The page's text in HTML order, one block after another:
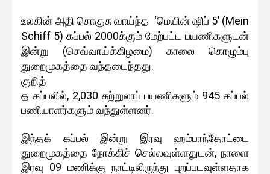
உலகின் அதி சொகுசு வாய்ந்த ‘மெயின் ஷிப் 5’ (Mein
Schiff 5) கப்பல் 2000க்கும் மேற்பட்ட பயணிகளுடன்
இன்று (செவ்வாய்க்கிழமை) காலை கொழும்பு
துறைமுகத்தை வந்தடைந்தது.
குறித்
த கப்பலில், 2,030 சுற்றுலாப் பயணிகளும் 945 கப்பல்
பணியாளர்களும் வந்துள்ளனர்.
இந்தக் கப்பல் இன்று இரவு ஹம்பாந்தோட்டை
துறைமுகத்தை நோக்கிச் செல்லவுள்ளதுடன், நாளை
இரவு 09 மணிக்கு நாட்டிலிருந்து புறப்படவுள்ளதாக